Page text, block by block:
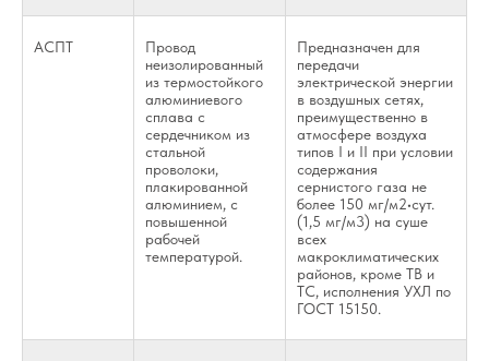
АСПТ
Провод
неизолированный
из термостойкого
алюминиевого
сплава с
сердечником из
стальной
проволоки,
плакированной
алюминием, с
повышенной
рабочей
температурой.
Предназначен для
передачи
электрической энергии
в воздушных сетях,
преимущественно в
атмосфере воздуха
типов I и II при условии
содержания
сернистого газа не
более 150 мг/м2•сут.
(1,5 мг/м3) на суше
всех
макроклиматических
районов, кроме ТВ и
ТС, исполнения УХЛ по
ГОСТ 15150.